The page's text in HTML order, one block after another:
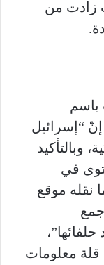
زادت من
باسم
“إسرائيل
وبالتأكيد
في
نقله موقع
قلة معلومات